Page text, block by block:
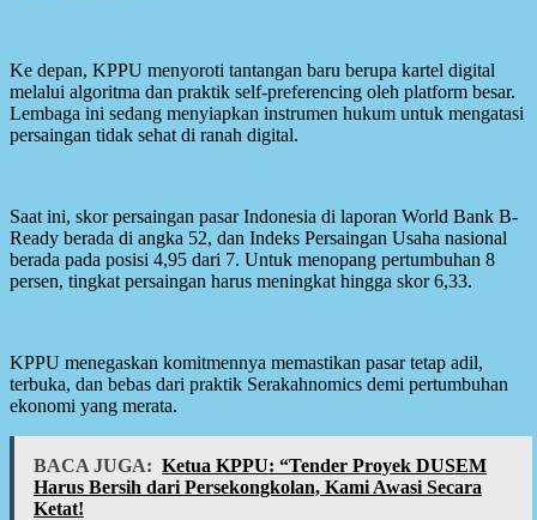
Ke depan, KPPU menyoroti tantangan baru berupa kartel digital
melalui algoritma dan praktik self-preferencing oleh platform besar.
Lembaga ini sedang menyiapkan instrumen hukum untuk mengatasi
persaingan tidak sehat di ranah digital.
Saat ini, skor persaingan pasar Indonesia di laporan World Bank B-
Ready berada di angka 52, dan Indeks Persaingan Usaha nasional
berada pada posisi 4,95 dari 7. Untuk menopang pertumbuhan 8
persen, tingkat persaingan harus meningkat hingga skor 6,33.
KPPU menegaskan komitmennya memastikan pasar tetap adil,
terbuka, dan bebas dari praktik Serakahnomics demi pertumbuhan
ekonomi yang merata.
BACA JUGA: Ketua KPPU: “Tender Proyek DUSEM
Harus Bersih dari Persekongkolan, Kami Awasi Secara
Ketat!